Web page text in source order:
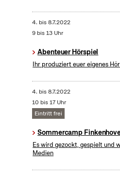
4. bis8.7.2022
9 bis 13 Uhr
Abenteuer Hörspiel
Ihr produziert euer eigenes
4. bis8.7.2022
10 bis 17 Uhr
Eintritt frei
Sommercamp
Es wird gezockt, gespielt und
Medien